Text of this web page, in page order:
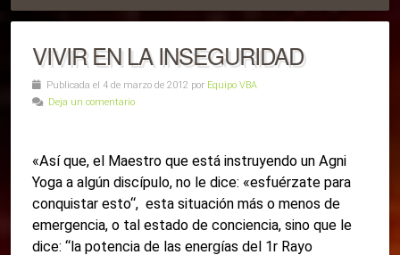
VIVIR EN LA INSEGURIDAD
Publicada el 4 de marzo de 2012 por Equipo VBA
Deja un comentario
«Así que, el Maestro que está instruyendo un Agni
Yoga a algún discípulo, no le dice: «esfuérzate para
conquistar esto“, esta situación más o menos de
emergencia, o tal estado de conciencia, sino que le
dice: “la potencia de las energías del 1r Rayo